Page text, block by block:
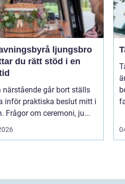
ljungsbro
du rätt stöd i en
närstående går bort ställs
inför praktiska beslut mitt i
Frågor om ceremoni, ju...